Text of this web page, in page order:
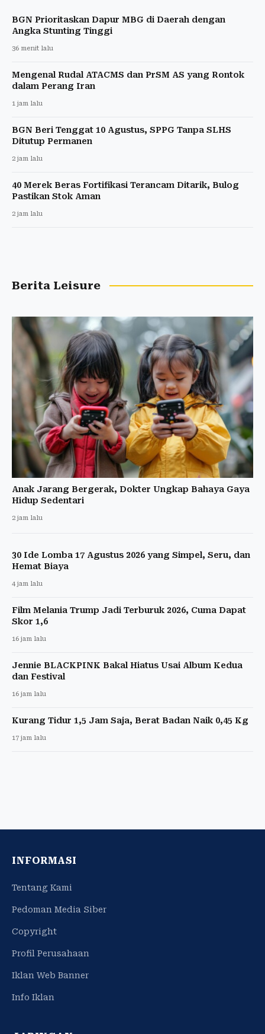
BGN Prioritaskan Dapur MBG di Daerah dengan
Angka Stunting Tinggi
36 menit lalu
Mengenal Rudal ATACMS dan PrSM AS yang Rontok
dalam Perang Iran
1 jam lalu
BGN Beri Tenggat 10 Agustus, SPPG Tanpa SLHS
Ditutup Permanen
2 jam lalu
40 Merek Beras Fortifikasi Terancam Ditarik, Bulog
Pastikan Stok Aman
2 jam lalu
Berita Leisure
Anak Jarang Bergerak, Dokter Ungkap Bahaya Gaya
Hidup Sedentari
2 jam lalu
30 Ide Lomba 17 Agustus 2026 yang Simpel, Seru, dan
Hemat Biaya
4 jam lalu
Film Melania Trump Jadi Terburuk 2026, Cuma Dapat
Skor 1,6
16 jam lalu
Jennie BLACKPINK Bakal Hiatus Usai Album Kedua
dan Festival
16 jam lalu
Kurang Tidur 1,5 Jam Saja, Berat Badan Naik 0,45 Kg
17 jam lalu
INFORMASI
Tentang Kami
Pedoman Media Siber
Copyright
Profil Perusahaan
Iklan Web Banner
Info Iklan